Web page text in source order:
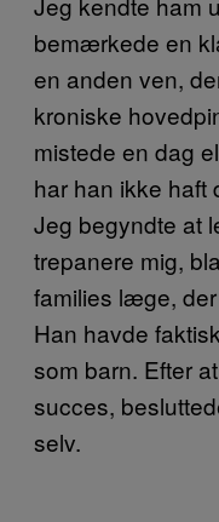
bemærkede en
en anden ven,
kroniske
mistede en dag
har han ikke haft
Jeg begyndte at
trepanere mig,
families læge,
Han havde
som barn. Efter
succes,
selv.